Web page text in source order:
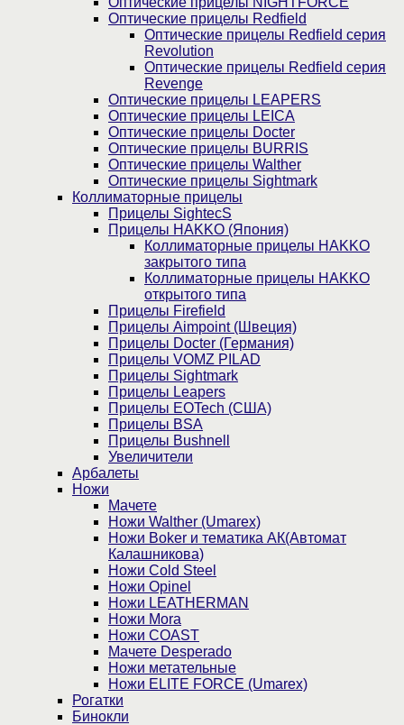
Оптические прицелы Redfield
Оптические прицелы Redfield серия
Revolution
Оптические прицелы Redfield серия
Revenge
Оптические прицелы LEAPERS
Оптические прицелы LEICA
Оптические прицелы Docter
Оптические прицелы BURRIS
Оптические прицелы Walther
Оптические прицелы Sightmark
Коллиматорные прицелы
Прицелы SightecS
Прицелы HAKKO (Япония)
Коллиматорные прицелы HAKKO
закрытого типа
Коллиматорные прицелы HAKKO
открытого типа
Прицелы Firefield
Прицелы Aimpoint (Швеция)
Прицелы Docter (Германия)
Прицелы VOMZ PILAD
Прицелы Sightmark
Прицелы Leapers
Прицелы EOTech (США)
Прицелы BSA
Прицелы Bushnell
Увеличители
Арбалеты
Ножи
Мачете
Ножи Walther (Umarex)
Ножи Boker и тематика АК(Автомат
Калашникова)
Ножи Cold Steel
Ножи Opinel
Ножи LEATHERMAN
Ножи Mora
Ножи COAST
Мачете Desperado
Ножи метательные
Ножи ELITE FORCE (Umarex)
Рогатки
Бинокли